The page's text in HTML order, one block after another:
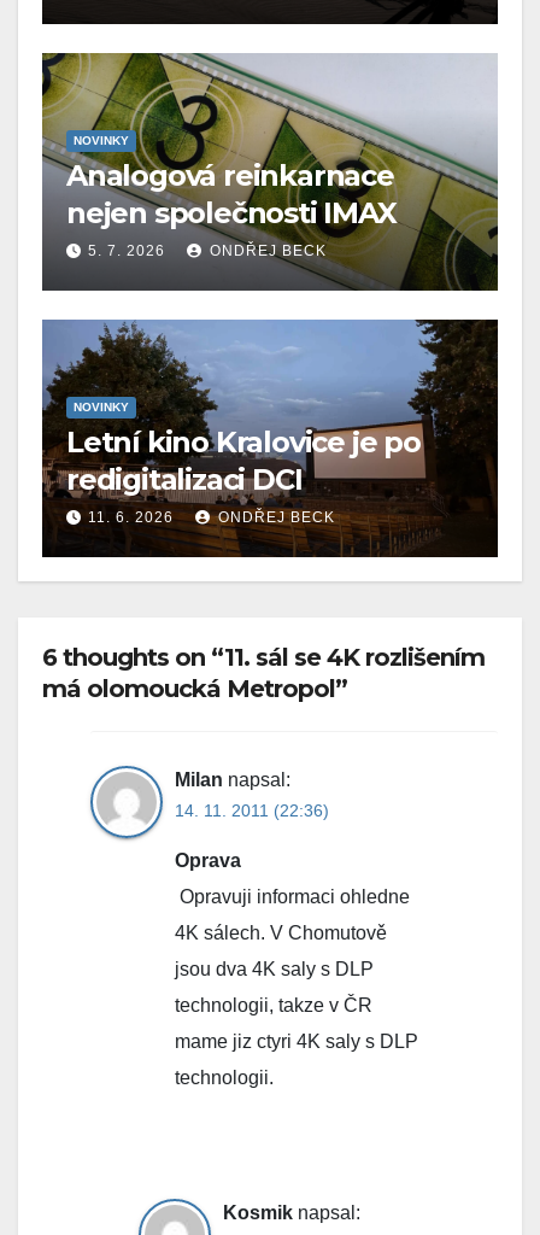
NOVINKY
Analogová reinkarnace
nejen společnosti IMAX
5. 7. 2026 ONDŘEJ BECK
NOVINKY
Letní kino Kralovice je po
redigitalizaci DCI
11. 6. 2026 ONDŘEJ BECK
6 thoughts on “11. sál se 4K rozlišením
má olomoucká Metropol”
Milan napsal:
14. 11. 2011 (22:36)
Oprava
Opravuji informaci ohledne
4K sálech. V Chomutově
jsou dva 4K saly s DLP
technologii, takze v ČR
mame jiz ctyri 4K saly s DLP
technologii.
Kosmik napsal: